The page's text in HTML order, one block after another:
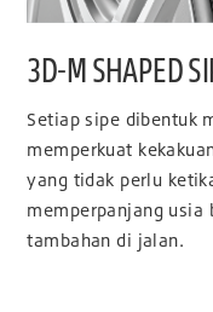
3D-M SHAPED
Setiap sipe dibentuk
memperkuat
yang tidak perlu
memperpanjang usia
tambahan di jalan.